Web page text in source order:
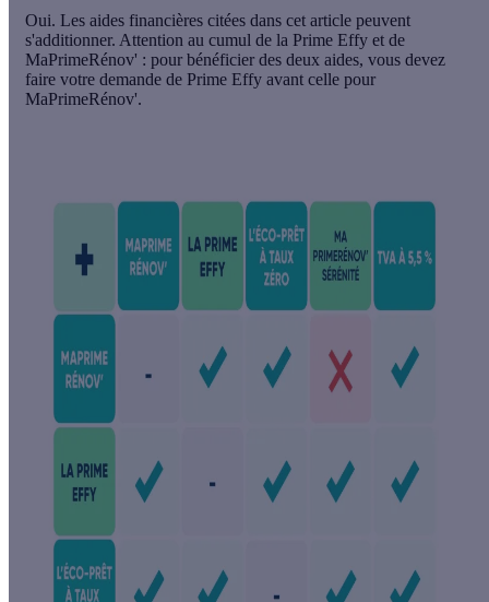
Oui. Les aides financières citées dans cet article peuvent
s'additionner. Attention au cumul de la Prime Effy et de
MaPrimeRénov' : pour bénéficier des deux aides, vous devez
faire votre demande de Prime Effy avant celle pour
MaPrimeRénov'.